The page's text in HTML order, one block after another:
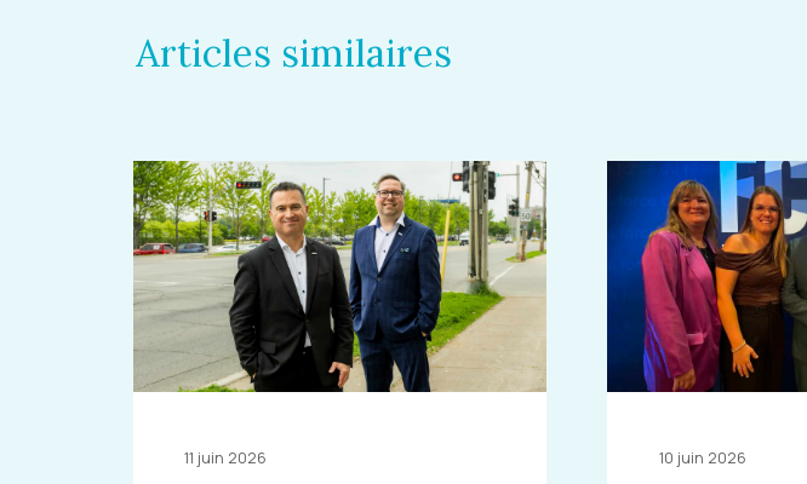
Articles similaires
11 juin 2026 10 juin 2026